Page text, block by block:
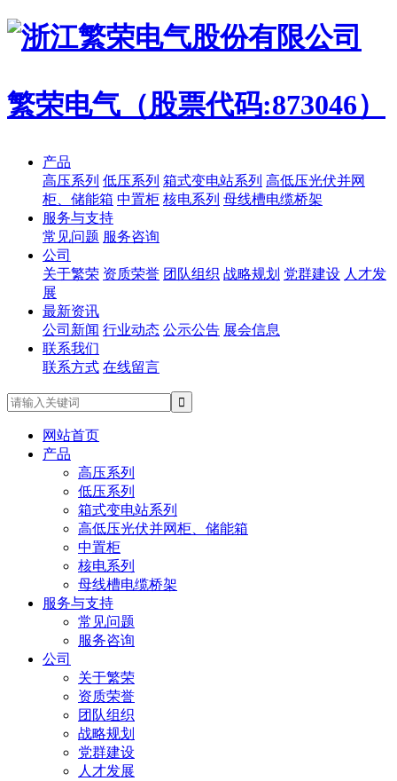
繁荣电气（股票代码:873046）
产品
高压系列 低压系列 箱式变电站系列 高低压光伏并网
柜、储能箱 中置柜 核电系列 母线槽电缆桥架
服务与支持
常见问题 服务咨询
公司
关于繁荣 资质荣誉 团队组织 战略规划 党群建设 人才发
展
最新资讯
公司新闻 行业动态 公示公告 展会信息
联系我们
联系方式 在线留言
网站首页
产品
高压系列
低压系列
箱式变电站系列
高低压光伏并网柜、储能箱
中置柜
核电系列
母线槽电缆桥架
服务与支持
常见问题
服务咨询
公司
关于繁荣
资质荣誉
团队组织
战略规划
党群建设
人才发展